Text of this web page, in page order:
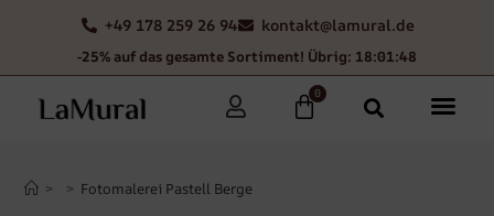
+49 178 259 26 94 kontakt@lamural.de
-25% auf das gesamte Sortiment! Übrig: 18:01:47
0
> > Fotomalerei Pastell Berge